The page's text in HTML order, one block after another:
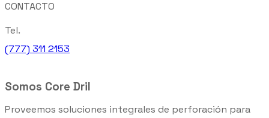
CONTACTO
Tel.
(777) 311 2153
Somos Core Dril
Proveemos soluciones integrales de perforación para